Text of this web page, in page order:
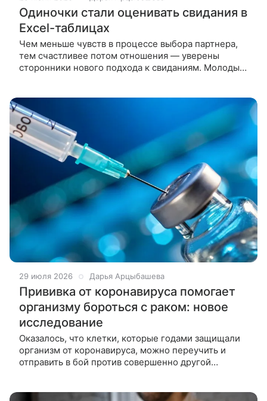
Одиночки стали оценивать свидания в
Excel-таблицах
Чем меньше чувств в процессе выбора партнера,
тем счастливее потом отношения — уверены
сторонники нового подхода к свиданиям. Молодые
29 июля 2026 Дарья Арцыбашева
Прививка от коронавируса помогает
организму бороться с раком: новое
исследование
Оказалось, что клетки, которые годами защищали
организм от коронавируса, можно переучить и
отправить в бой против совершенно другой